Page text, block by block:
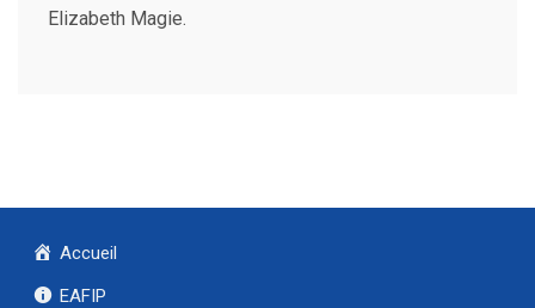
Elizabeth Magie.
Accueil
EAFIP